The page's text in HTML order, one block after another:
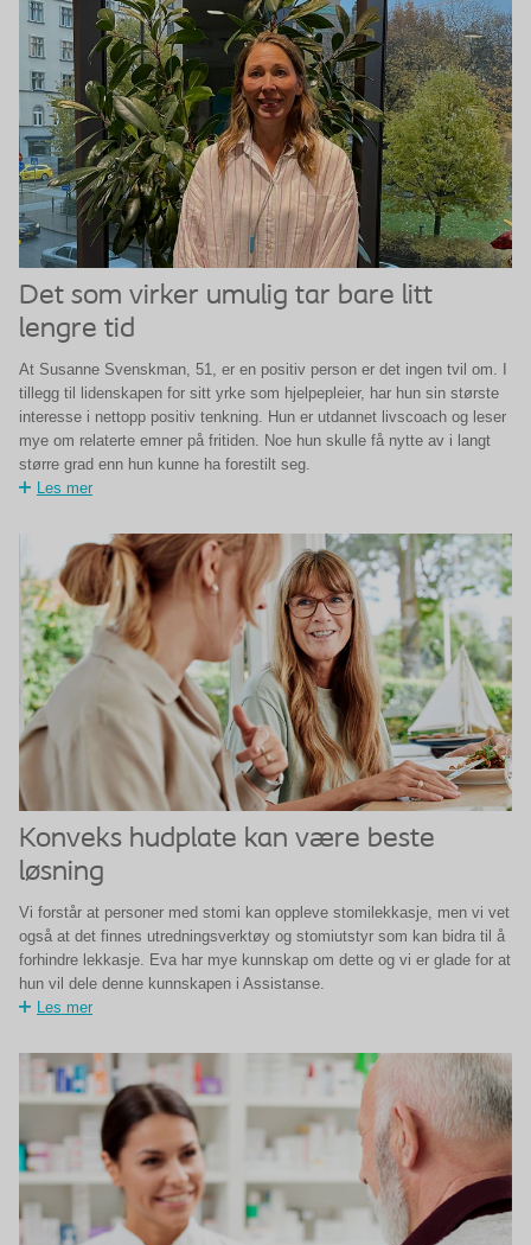
Det som virker umulig tar bare litt
lengre tid
At Susanne Svenskman, 51, er en positiv person er det ingen tvil om. I
tillegg til lidenskapen for sitt yrke som hjelpepleier, har hun sin største
interesse i nettopp positiv tenkning. Hun er utdannet livscoach og leser
mye om relaterte emner på fritiden. Noe hun skulle få nytte av i langt
større grad enn hun kunne ha forestilt seg.
Les mer
Konveks hudplate kan være beste
løsning
Vi forstår at personer med stomi kan oppleve stomilekkasje, men vi vet
også at det finnes utredningsverktøy og stomiutstyr som kan bidra til å
forhindre lekkasje. Eva har mye kunnskap om dette og vi er glade for at
hun vil dele denne kunnskapen i Assistanse.
Les mer